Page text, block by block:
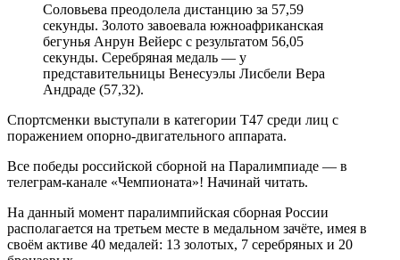
Соловьева преодолела дистанцию за 57,59
секунды. Золото завоевала южноафриканская
бегунья Анрун Вейерс с результатом 56,05
секунды. Серебряная медаль — у
представительницы Венесуэлы Лисбели Вера
Андраде (57,32).
Спортсменки выступали в категории Т47 среди лиц с
поражением опорно-двигательного аппарата.
Все победы российской сборной на Паралимпиаде — в
телеграм-канале «Чемпионата»! Начинай читать.
На данный момент паралимпийская сборная России
располагается на третьем месте в медальном зачёте, имея в
своём активе 40 медалей: 13 золотых, 7 серебряных и 20